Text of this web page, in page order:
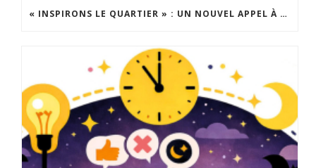
« INSPIRONS LE QUARTIER » : UN NOUVEL APPEL À PROJETS EST LANCÉ !